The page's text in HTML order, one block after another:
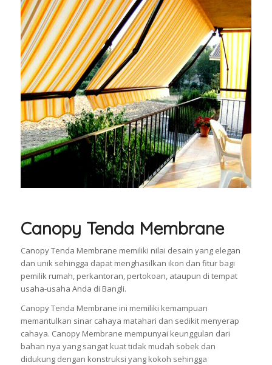
Canopy Tenda Membrane
Canopy Tenda Membrane memiliki nilai desain yang elegan
dan unik sehingga dapat menghasilkan ikon dan fitur bagi
pemilik rumah, perkantoran, pertokoan, ataupun di tempat
usaha-usaha Anda di Bangli.
Canopy Tenda Membrane ini memiliki kemampuan
memantulkan sinar cahaya matahari dan sedikit menyerap
cahaya. Canopy Membrane mempunyai keunggulan dari
bahan nya yang sangat kuat tidak mudah sobek dan
didukung dengan konstruksi yang kokoh sehingga